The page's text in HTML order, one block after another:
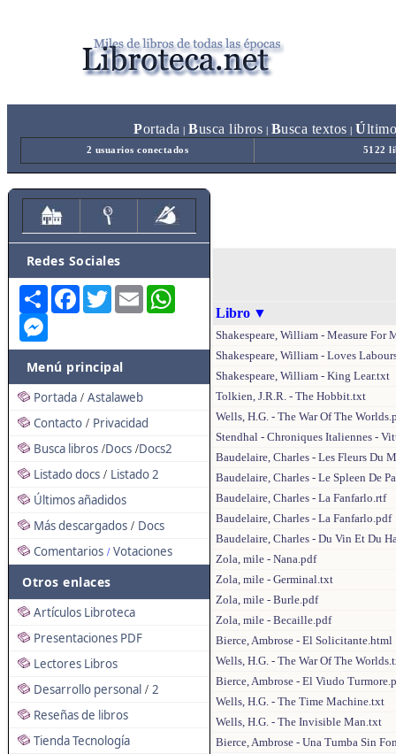
Portada Busca libros Busca textos Ú
2 usuarios conectados 5122
Redes Sociales
Share FacebookTwitterEmail
Menú principal
Portada / Astalaweb
Contacto / Privacidad
Busca libros /Docs /Docs2
Listado docs / Listado 2
Últimos añadidos
Más descargados / Docs
Comentarios / Votaciones
Otros enlaces
Artículos Libroteca
Presentaciones PDF
Lectores Libros
Desarrollo personal / 2
Reseñas de libros
Tienda Tecnología
Libro ▼
Shakespeare, William - Measure For
Shakespeare, William - Loves
Shakespeare, William - King Lear.txt
Tolkien, J.R.R. - The Hobbit.txt
Wells, H.G. - The War Of The
Stendhal - Chroniques Italiennes -
Baudelaire, Charles - Les Fleurs Du
Baudelaire, Charles - Le Spleen De
Baudelaire, Charles - La Fanfarlo.rtf
Baudelaire, Charles - La Fanfarlo.pdf
Baudelaire, Charles - Du Vin Et Du
Zola, mile - Nana.pdf
Zola, mile - Germinal.txt
Zola, mile - Burle.pdf
Zola, mile - Becaille.pdf
Bierce, Ambrose - El Solicitante.html
Wells, H.G. - The War Of The
Bierce, Ambrose - El Viudo
Wells, H.G. - The Time Machine.txt
Wells, H.G. - The Invisible Man.txt
Bierce, Ambrose - Una Tumba Sin